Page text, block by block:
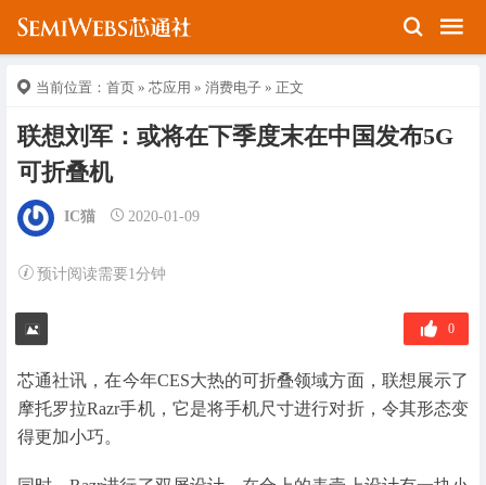
当前位置： 首页 » 芯应用 » 消费电子 » 正文
联想刘军：或将在下季度末在中国发布5G
可折叠机
IC猫 2020-01-09
预计阅读需要1分钟
0
芯通社讯，在今年CES大热的可折叠领域方面，联想展示了
摩托罗拉Razr手机，它是将手机尺寸进行对折，令其形态变
得更加小巧。